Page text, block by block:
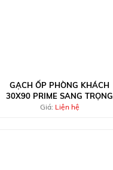
GẠCH ỐP PHÒNG KHÁCH
30X90 PRIME SANG TRỌNG
Giá: Liện hệ